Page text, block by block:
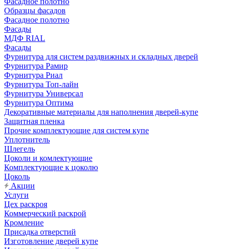
Образцы фасадов
Фасадное полотно
Фасады
МДФ RIAL
Фасады
Фурнитура для систем раздвижных и складных дверей
Фурнитура Рамир
Фурнитура Риал
Фурнитура Топ-лайн
Фурнитура Универсал
Фурнитура Оптима
Декоративные материалы для наполнения дверей-купе
Защитная пленка
Прочие комплектующие для систем купе
Уплотнитель
Шлегель
Цоколи и комлектующие
Комплектующие к цоколю
Цоколь
Акции
Услуги
Цех раскроя
Коммерческий раскрой
Кромление
Присадка отверстий
Изготовление дверей купе